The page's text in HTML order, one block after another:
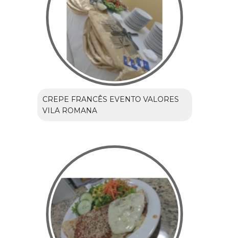
CREPE FRANCÊS EVENTO VALORES
VILA ROMANA